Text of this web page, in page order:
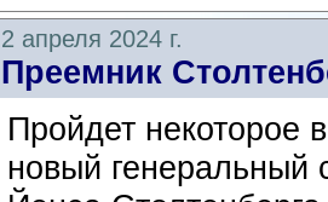
2 апреля 2024 г.
Преемник
Пройдет некоторое
новый генеральный